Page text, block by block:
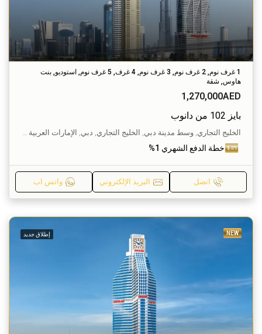
1 غرف نوم, 2 غرف نوم, 3 غرف نوم, 4 غرف, 5 غرف نوم, استوديو, بنت
هاوس, شقة
1,270,000AED
بايز 102 من دانوب
خطة الدفع الشهري 1%
اتصل البريد الإلكتروني واتس اب
NEW إطلاق جديد